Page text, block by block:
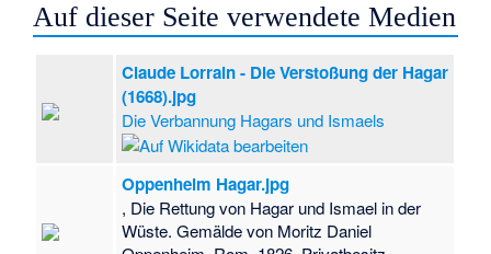
Auf dieser Seite verwendete Medien
Claude Lorrain - Die Verstoßung der Hagar
(1668).jpg
Die Verbannung Hagars und Ismaels
Oppenheim Hagar.jpg
, Die Rettung von Hagar und Ismael in der
Wüste. Gemälde von Moritz Daniel